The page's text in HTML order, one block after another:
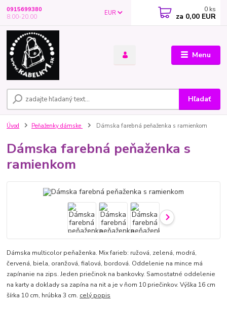
Menu
EUR
Hľadať
0915699380
8.00-20.00
0 ks
za 0,00 EUR
Úvod Peňaženky dámske Dámska farebná peňaženka s ramienkom
Dámska farebná peňaženka s
ramienkom
Dámska multicolor peňaženka. Mix farieb: ružová, zelená, modrá,
červená, biela, oranžová, fialová, bordová. Oddelenie na mince má
zapínanie na zips. Jeden priečinok na bankovky. Samostatné oddelenie
na karty a doklady sa zapína na nit a je v ňom 10 priečinkov. Výška 16 cm
šírka 10 cm, hrúbka 3 cm. celý popis